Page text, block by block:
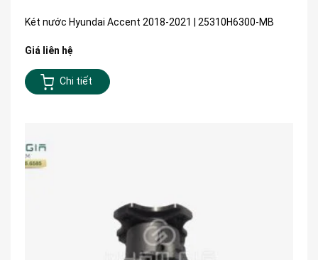
Két nước Hyundai Accent 2018-2021 | 25310H6300-MB
Giá liên hệ
Chi tiết